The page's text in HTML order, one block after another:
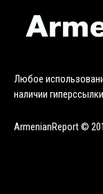
Любое
наличии
ArmenianReport ©